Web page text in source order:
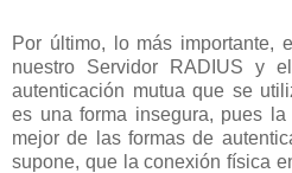
Por último, lo más importante,
nuestro Servidor RADIUS y
autenticación mutua que se
es una forma insegura, pues
mejor de las formas de
supone, que la conexión física